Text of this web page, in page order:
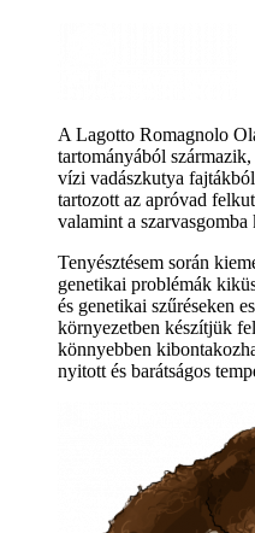
A Lagotto Romagnolo
tartományából
vízi vadászkutya
tartozott az apróvad
valamint a szarvasgomba
Tenyésztésem során
genetikai problémák
és genetikai szűréseken
környezetben készítjük
könnyebben
nyitott és barátságos